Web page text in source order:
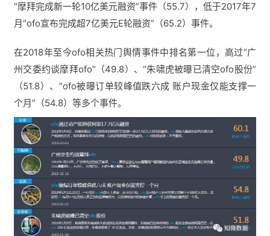
“摩拜完成新一轮10亿美元融资”事件（55.7），低于2017年7
月“ofo宣布完成超7亿美元E轮融资”（65.2）事件。
在2018年至今ofo相关热门舆情事件中排名第一位，高过“广
州交委约谈摩拜ofo”（49.8）、“朱啸虎被曝已清空ofo股份”
（51.8）、“ofo被曝订单较峰值跌六成 账户现金仅能支撑一
个月”（54.8）等多个事件。